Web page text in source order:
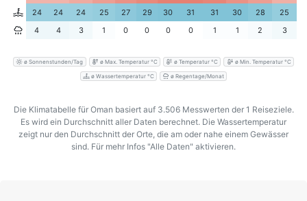
24
24 24 25 27 29 30 31 31 30 28
25
4
4 3 1 0 0 0 0 1 1 2 3
ø Sonnenstunden/Tag ø Max. Temperatur °C ø Temperatur °C ø Min. Temperatur °C
ø Wassertemperatur °C ø Regentage/Monat
Die Klimatabelle für Oman basiert auf 3.506 Messwerten der 1 Reiseziele.
Es wird ein Durchschnitt aller Daten berechnet. Die Wassertemperatur
zeigt nur den Durchschnitt der Orte, die am oder nahe einem Gewässer
sind. Für mehr Infos "Alle Daten" aktivieren.